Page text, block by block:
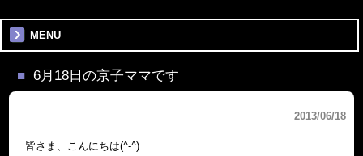
MENU
6月18日の京子ママです
2013/06/18
皆さま、こんにちは(^-^)